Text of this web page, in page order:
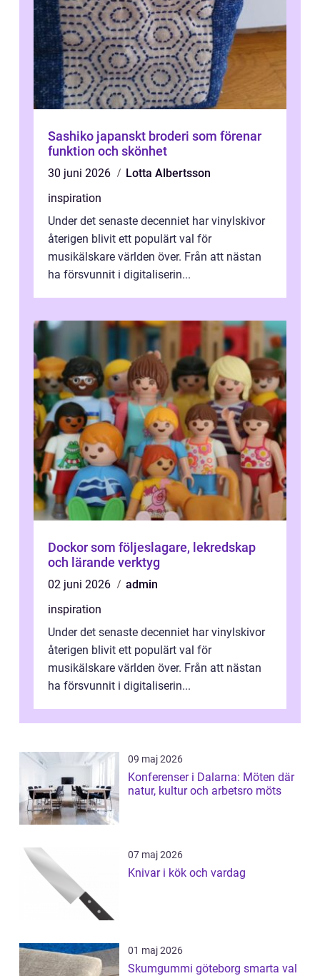
Sashiko japanskt broderi som förenar
funktion och skönhet
30 juni 2026
Lotta Albertsson
inspiration
Under det senaste decenniet har vinylskivor
återigen blivit ett populärt val för
musikälskare världen över. Från att nästan
ha försvunnit i digitaliserin...
Dockor som följeslagare, lekredskap
och lärande verktyg
02 juni 2026
admin
inspiration
Under det senaste decenniet har vinylskivor
återigen blivit ett populärt val för
musikälskare världen över. Från att nästan
ha försvunnit i digitaliserin...
09 maj 2026
Konferenser i Dalarna: Möten där
natur, kultur och arbetsro möts
07 maj 2026
Knivar i kök och vardag
01 maj 2026
Skumgummi göteborg smarta val